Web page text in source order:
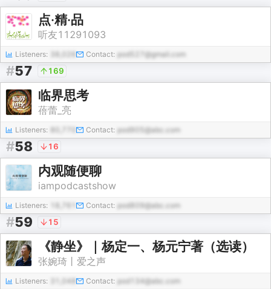
点·精·品
听友11291093
Listeners: Contact: pod527@gmail.com
#57 169
临界思考
蓓蕾_亮
Listeners: Contact: pod905@abc.com
#58 16
内观随便聊
iampodcastshow
Listeners: Contact: pod809@abc.com
#59 15
《静坐》｜杨定一、杨元宁著（选读）
张婉琦丨爱之声
Listeners: 31,048 Contact: pod134@abc.com